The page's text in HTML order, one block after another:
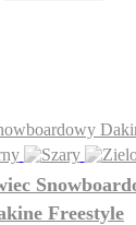
Freestyle